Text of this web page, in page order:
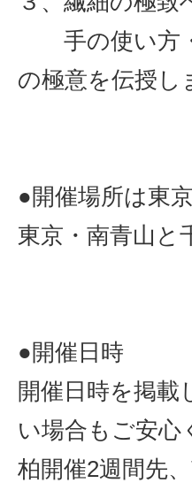
手の使い方
の極意を伝授し
●開催場所は東
東京・南青山と
●開催日時
開催日時を掲
い場合もご安心
柏開催2週間先